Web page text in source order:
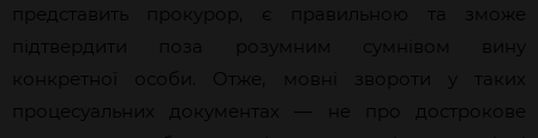
представить прокурор, є правильною та зможе
підтвердити поза розумним сумнівом вину
конкретної особи. Отже, мовні звороти у таких
процесуальних документах — не про дострокове